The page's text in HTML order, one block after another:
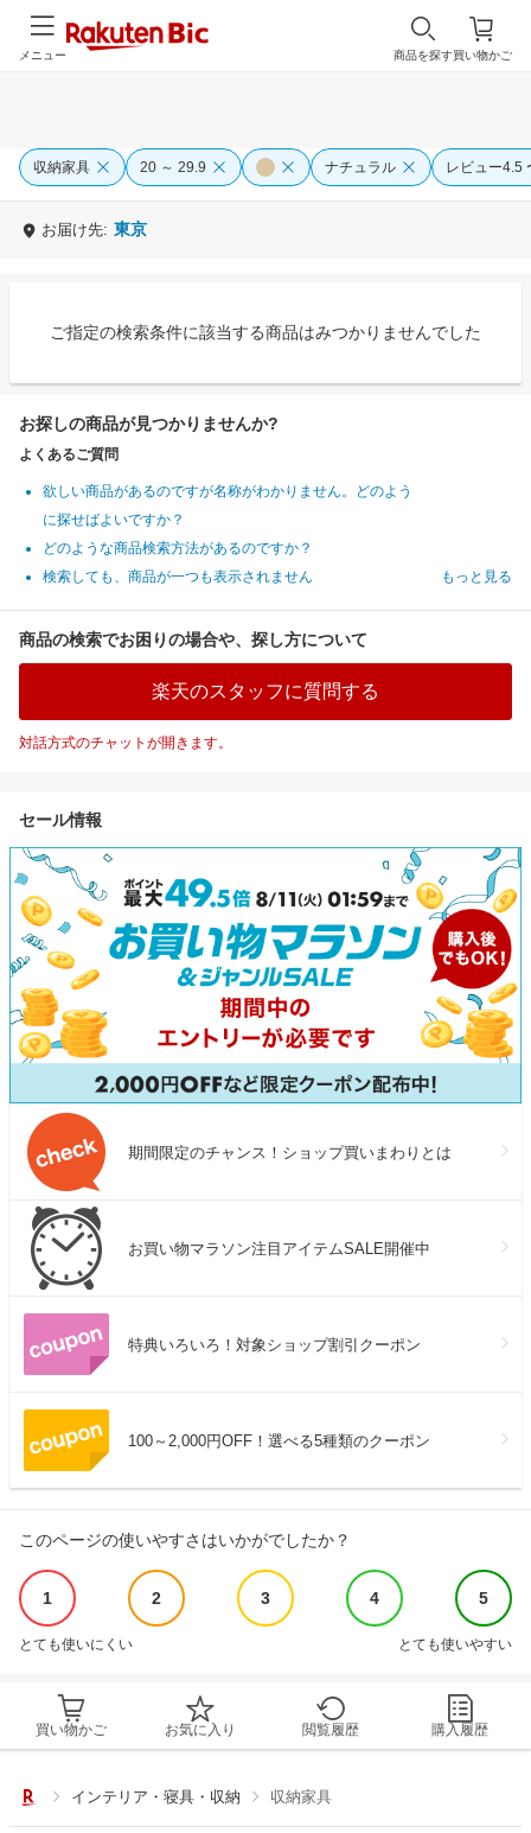
買い物かご
商品を探す
メニュー
収納家具 20 ～ 29.9 ナチュラル レビュー4.5
お届け先: 東京
ご指定の検索条件に該当する商品はみつかりませんでした
お探しの商品が見つかりませんか?
よくあるご質問
欲しい商品があるのですが名称がわかりません。どのよう
に探せばよいですか？
どのような商品検索方法があるのですか？
検索しても、商品が一つも表示されません
もっと見る
商品の検索でお困りの場合や、探し方について
楽天のスタッフに質問する
対話方式のチャットが開きます。
セール情報
期間限定のチャンス！ショップ買いまわりとは
お買い物マラソン注目アイテムSALE開催中
特典いろいろ！対象ショップ割引クーポン
100～2,000円OFF！選べる5種類のクーポン
このページの使いやすさはいかがでしたか？
1 2 3 4 5
とても使いにくい とても使いやすい
買い物かご お気に入り 閲覧履歴 購入履歴
インテリア・寝具・収納 収納家具